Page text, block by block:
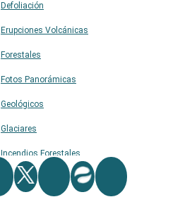
Defoliación
Erupciones Volcánicas
Forestales
Fotos Panorámicas
Geológicos
Glaciares
Incendios Forestales
Naturaleza